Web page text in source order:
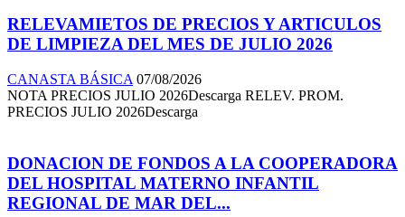
RELEVAMIETOS DE PRECIOS Y ARTICULOS
DE LIMPIEZA DEL MES DE JULIO 2026
CANASTA BÁSICA 07/08/2026
NOTA PRECIOS JULIO 2026Descarga RELEV. PROM.
PRECIOS JULIO 2026Descarga
DONACION DE FONDOS A LA COOPERADORA
DEL HOSPITAL MATERNO INFANTIL
REGIONAL DE MAR DEL...